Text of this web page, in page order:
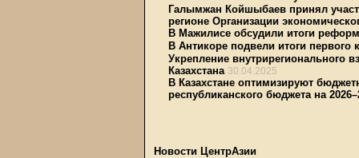
Галымжан Койшыбаев принял
регионе Организации
В Мажилисе обсудили итоги
В Антикоре подвели итоги первого
Укрепление внутрирегионального
Казахстана 30.04.2025
В Казахстане оптимизируют
республиканского бюджета на
Новости ЦентрАзии